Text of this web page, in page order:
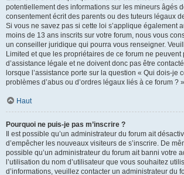
potentiellement des informations sur les mineurs âgés
consentement écrit des parents ou des tuteurs légaux
Si vous ne savez pas si cette loi s’applique également
moins de 13 ans inscrits sur votre forum, nous vous
un conseiller juridique qui pourra vous renseigner.
Limited et que les propriétaires de ce forum ne peuvent
d’assistance légale et ne doivent donc pas être
lorsque l’assistance porte sur la question « Qui dois-je
problèmes d’abus ou d’ordres légaux liés à ce forum ?
Haut
Pourquoi ne puis-je pas m’inscrire ?
Il est possible qu’un administrateur du forum ait
d’empêcher les nouveaux visiteurs de s’inscrire. De
possible qu’un administrateur du forum ait banni votre
l’utilisation du nom d’utilisateur que vous souhaitez
d’informations, veuillez contacter un administrateur du